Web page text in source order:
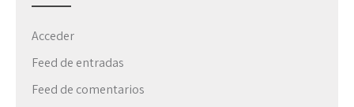
Acceder
Feed de entradas
Feed de comentarios